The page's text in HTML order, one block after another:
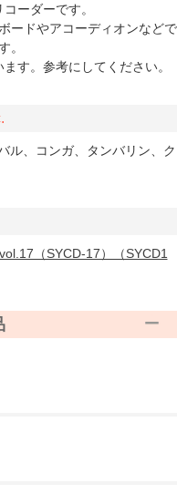
ーダーです。
ードやアコーディオンなどで
。
す。参考にしてください。
ル、コンガ、タンバリン、ク
（SYCD-17）（SYCD1